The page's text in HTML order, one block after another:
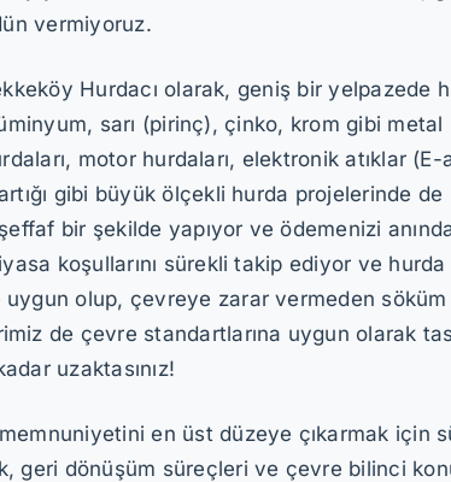
vermiyoruz.
Hurdacı olarak, geniş bir yelpazede
sarı (pirinç), çinko, krom gibi metal
motor hurdaları, elektronik atıklar
gibi büyük ölçekli hurda projelerinde
bir şekilde yapıyor ve ödemenizi
koşullarını sürekli takip ediyor ve hurda
uygun olup, çevreye zarar vermeden
de çevre standartlarına uygun olarak
uzaktasınız!
en üst düzeye çıkarmak için
geri dönüşüm süreçleri ve çevre bilinci